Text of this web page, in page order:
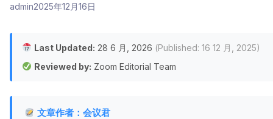
admin2025年12月16日
Last Updated: 28 6 月, 2026 (Published: 16 12 月, 2025)
Reviewed by: Zoom Editorial Team
文章作者：会议君